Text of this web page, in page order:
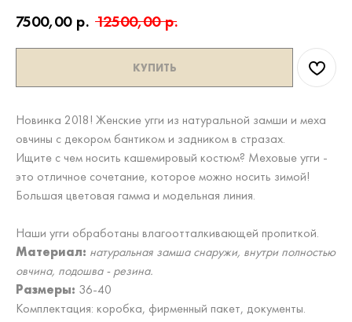
7500,00 р. 12500,00 р.
КУПИТЬ
Новинка 2018! Женские угги из натуральной замши и меха
овчины с декором бантиком и задником в стразах.
Ищите с чем носить кашемировый костюм? Меховые угги -
это отличное сочетание, которое можно носить зимой!
Большая цветовая гамма и модельная линия.
Наши угги обработаны влагоотталкивающей пропиткой.
Материал: натуральная замша снаружи, внутри полностью
овчина, подошва - резина.
Размеры: 36-40
Комплектация: коробка, фирменный пакет, документы.